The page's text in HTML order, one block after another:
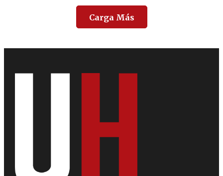
Carga Más